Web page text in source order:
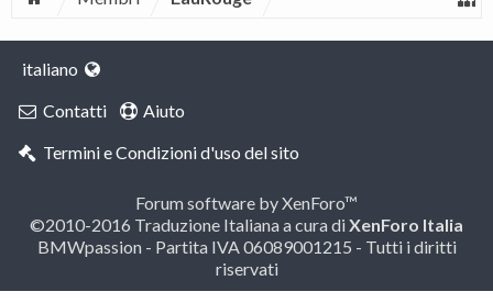
italiano
Contatti
Aiuto
Termini e Condizioni d'uso del sito
Forum software by XenForo™
©2010-2016 Traduzione Italiana a cura diXenForo Italia
BMWpassion - Partita IVA 06089001215 - Tutti i diritti
riservati